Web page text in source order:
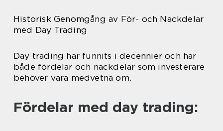
Historisk Genomgång av För- och Nackdelar
med Day Trading
Day trading har funnits i decennier och har
både fördelar och nackdelar som investerare
behöver vara medvetna om.
Fördelar med day trading: